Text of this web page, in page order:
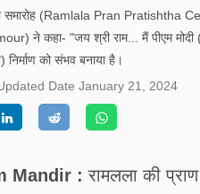
समारोह (Ramlala Pran
ने कहा- "जय श्री राम... मैं पीएम
निर्माण को संभव बनाया है।
Date January 21, 2024
Mandir : रामलला की